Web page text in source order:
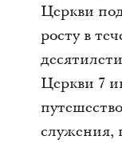
Церкви
росту в
Церкви 7
служения,